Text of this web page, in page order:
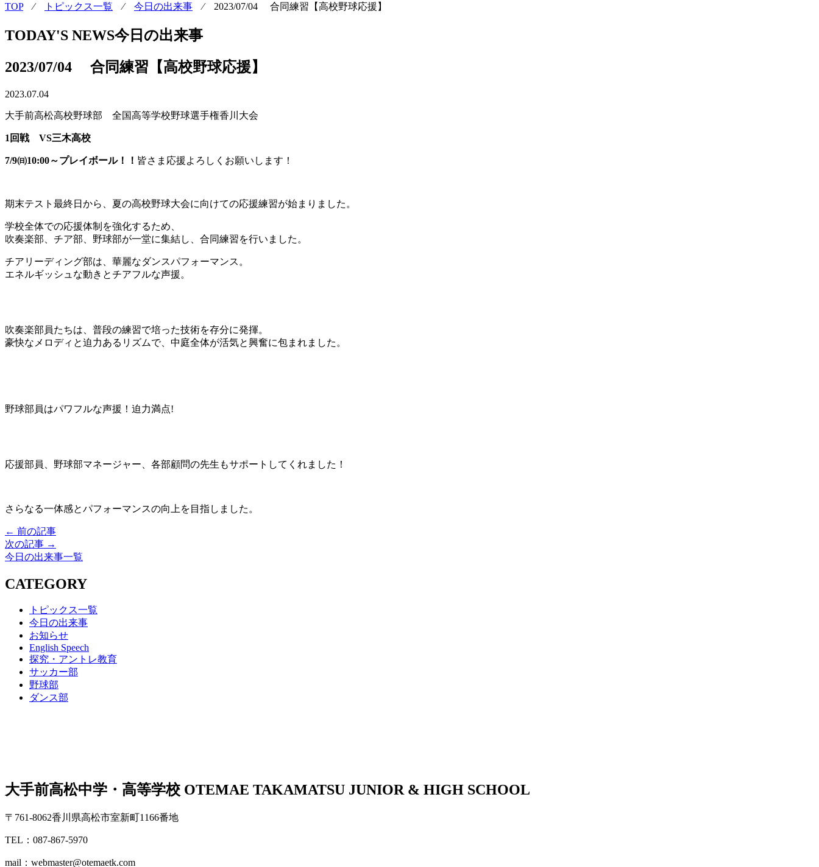
TOP⁄ トピックス一覧 ⁄ 今日の出来事 ⁄ 2023/07/04 合同練習【高校野球応援】
TODAY'S NEWS今日の出来事
2023/07/04 合同練習【高校野球応援】
2023.07.04
大手前高松高校野球部 全国高等学校野球選手権香川大会
1回戦 VS三木高校
7/9㈰10:00～プレイボール！！ 皆さま応援よろしくお願いします！
期末テスト最終日から、夏の高校野球大会に向けての応援練習が始まりました。
学校全体での応援体制を強化するため、
吹奏楽部、チア部、野球部が一堂に集結し、合同練習を行いました。
チアリーディング部は、華麗なダンスパフォーマンス。
エネルギッシュな動きとチアフルな声援。
吹奏楽部員たちは、普段の練習で培った技術を存分に発揮。
豪快なメロディと迫力あるリズムで、中庭全体が活気と興奮に包まれました。
野球部員はパワフルな声援！迫力満点!
応援部員、野球部マネージャー、各部顧問の先生もサポートしてくれました！
さらなる一体感とパフォーマンスの向上を目指しました。
← 前の記事
次の記事 →
今日の出来事一覧
CATEGORY
トピックス一覧
今日の出来事
お知らせ
English Speech
探究・アントレ教育
サッカー部
野球部
ダンス部
大手前高松中学・高等学校 OTEMAE TAKAMATSU JUNIOR & HIGH SCHOOL
〒761-8062香川県高松市室新町1166番地
TEL：087-867-5970
mail：webmaster@otemaetk.com